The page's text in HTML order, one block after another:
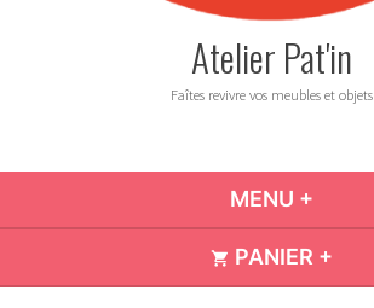
Atelier Pat'in
Faîtes revivre vos meubles et objets
MENU +
PANIER +